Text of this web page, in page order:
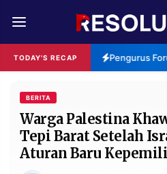
TODAY'S RECAP Pengurus
REDAKSI TENTANG
RESOLUSI IKLAN
RUBRIKASI
EDITORIAL AKSARA
BERITA
Warga Palestina
Tepi Barat Setelah
Aturan Baru